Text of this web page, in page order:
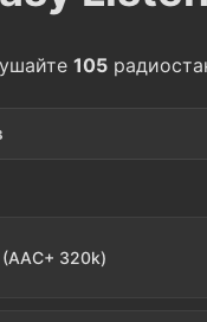
105
1 Instrumental
320k)